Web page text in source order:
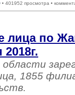
• 401952 просмотра •
лица по
1855